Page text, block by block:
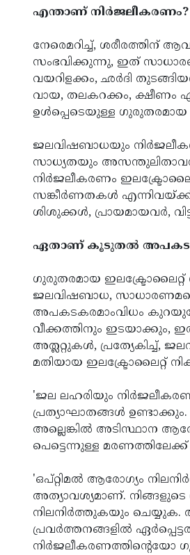
എന്താണ് നിർജലീകരണം?
നേരെമറിച്ച്, ശരീരത്തിന്
സംഭവിക്കുന്നു, ഇത്
വയറിളക്കം, ഛർദി
വായ, തലകറക്കം, ക്ഷീണം
ഉൾപ്പെടെയുള്ള ഗുരുതരമായ
ജലവിഷബാധയും
സാധ്യതയും
നിർജലീകരണം
സങ്കീർണതകൾ
ശിശുക്കൾ, പ്രായമായവർ,
ഏതാണ് കൂടുതൽ
ഗുരുതരമായ
ജലവിഷബാധ,
അപകടകരമാംവിധം
വീക്കത്തിനും ഇടയാക്കും,
അത്ലറ്റുകൾ, പ്രത്യേകിച്ച്,
മതിയായ ഇലക്ട്രോലൈറ്റ്
'ജല ലഹരിയും
പ്രത്യാഘാതങ്ങൾ ഉണ്ടാക്കും.
അല്ലെങ്കിൽ അടിസ്ഥാന
പെട്ടെന്നുള്ള
'ഒപ്റ്റിമൽ ആരോഗ്യം
അത്യാവശ്യമാണ്. നിങ്ങളുടെ
നിലനിർത്തുകയും ചെയ്യുക.
പ്രവർത്തനങ്ങളിൽ
നിർജലീകരണത്തിന്റെയോ